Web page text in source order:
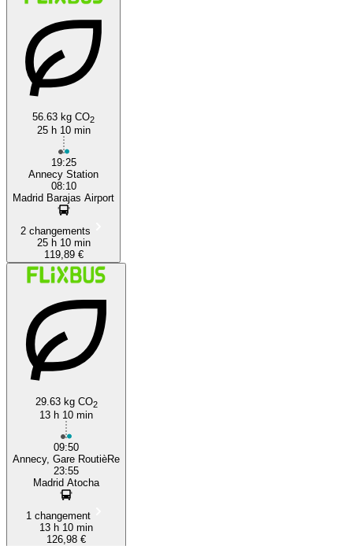
56.63 kg CO2
25 h 10 min
19:25
Annecy Station
08:10
Madrid Barajas Airport
2 changements
25 h 10 min
119,89 €
29.63 kg CO2
13 h 10 min
09:50
Annecy, Gare RoutièRe
23:55
Madrid Atocha
1 changement
13 h 10 min
126,98 €